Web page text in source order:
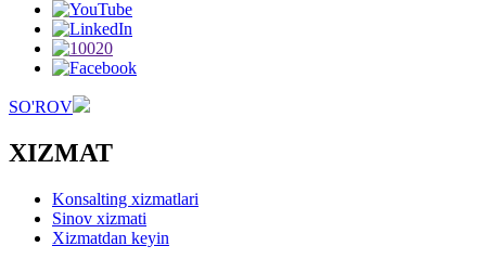
SO'ROV
XIZMAT
Konsalting xizmatlari
Sinov xizmati
Xizmatdan keyin